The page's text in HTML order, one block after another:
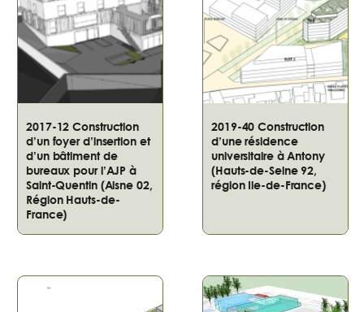
2017-12 Construction
d’un foyer d’insertion et
d’un bâtiment de
bureaux pour l’AJP à
Saint-Quentin (Aisne 02,
Région Hauts-de-
France)
2019-40 Construction
d’une résidence
universitaire à Antony
(Hauts-de-Seine 92,
région Ile-de-France)